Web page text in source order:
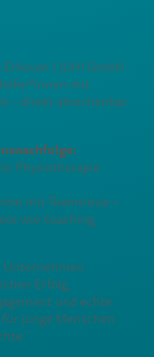
| JUHI GmbH
mit
– direkt abrechenbar
Physiotherapie
mit Teamtreue –
wie Coaching,
Unternehmen
Erfolg,
und echte
junge Menschen